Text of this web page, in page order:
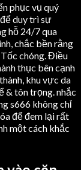
phục vụ quý
duy trì sự
hỗ 24/7 qua
chắc bền rằng
chóng. Điều
thục bên cạnh
khu vực da
& tôn trọng. nhắc
s666 không chỉ
để đem lại rất
một cách khắc